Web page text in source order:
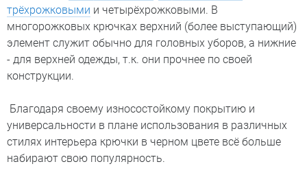
трёхрожковыми и четырёхрожковыми. В
многорожковых крючках верхний (более выступающий)
элемент служит обычно для головных уборов, а нижние
- для верхней одежды, т.к. они прочнее по своей
конструкции.
Благодаря своему износостойкому покрытию и
универсальности в плане использования в различных
стилях интерьера крючки в черном цвете всё больше
набирают свою популярность.